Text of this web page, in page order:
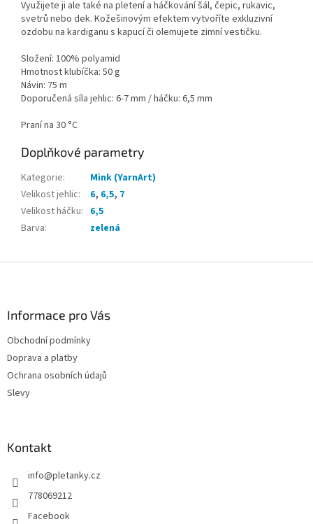
Využijete ji ale také na pletení a háčkování šál, čepic, rukavic,
svetrů nebo dek. Kožešinovým efektem vytvoříte exkluzivní
ozdobu na kardiganu s kapucí či olemujete zimní vestičku.
Složení: 100% polyamid
Hmotnost klubíčka: 50 g
Návin: 75 m
Doporučená síla jehlic: 6-7 mm / háčku: 6,5 mm
Praní na 30 °C
Doplňkové parametry
Kategorie:
Mink (YarnArt)
Velikost jehlic: 6, 6,5, 7
Velikost háčku: 6,5
Barva: zelená
Informace pro Vás
Obchodní podmínky
Doprava a platby
Ochrana osobních údajů
Slevy
Kontakt
info@pletanky.cz
778069212
Facebook